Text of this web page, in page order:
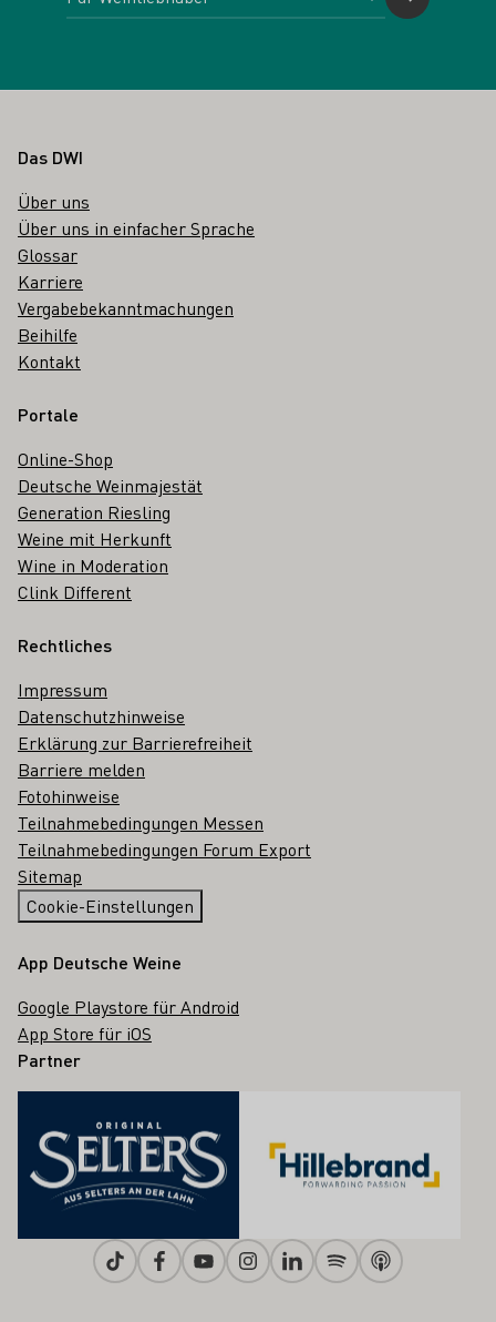
Fußbereich
Das DWI
Über uns
Über uns in einfacher Sprache
Glossar
Karriere
Vergabebekanntmachungen
Beihilfe
Kontakt
Portale
Online-Shop
Deutsche Weinmajestät
Generation Riesling
Weine mit Herkunft
Wine in Moderation
Clink Different
Rechtliches
Impressum
Datenschutzhinweise
Erklärung zur Barrierefreiheit
Barriere melden
Fotohinweise
Teilnahmebedingungen Messen
Teilnahmebedingungen Forum Export
Sitemap
Cookie-Einstellungen
App Deutsche Weine
Google Playstore für Android
App Store für iOS
Partner
TiktokFacebookYoutubeInstagramLinkedinSpotifyApple